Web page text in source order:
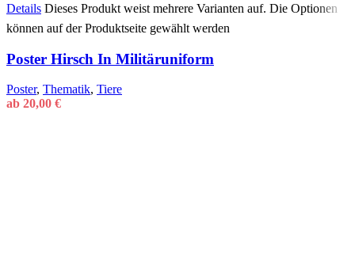
Details Dieses Produkt weist mehrere Varianten auf. Die Optionen
können auf der Produktseite gewählt werden
Poster Hirsch In Militäruniform
Poster, Thematik, Tiere
ab 20,00 €